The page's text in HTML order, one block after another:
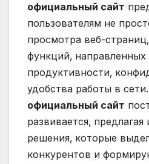
официальный сайт
пользователям не
просмотра веб-
функций‚
продуктивности‚
удобства работы в сети.
официальный сайт
развивается‚
решения‚ которые
конкурентов и